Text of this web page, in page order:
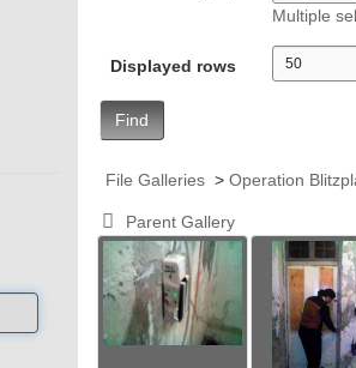
Multiple
Displayed rows
Find
File Galleries> Operation
Parent Gallery